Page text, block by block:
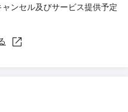
ンセル及びサービス提供予定